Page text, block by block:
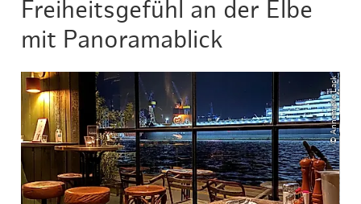
Freiheitsgefühl an der Elbe
mit Panoramablick
© Annemieke Lack